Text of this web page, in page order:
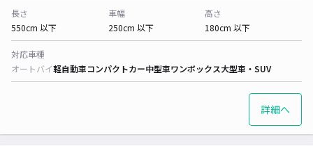
長さ
550cm 以下
車幅
250cm 以下
高さ
180cm 以下
対応車種
オートバイ軽自動車コンパクトカー中型車ワンボックス大型車・SUV
詳細へ